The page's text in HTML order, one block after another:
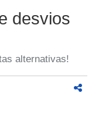
desvios
alternativas!